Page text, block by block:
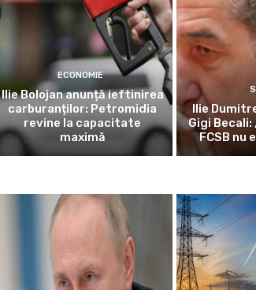
ECONOMIE
Ilie Bolojan anunță ieftinirea
carburanților: Petromidia
revine la capacitate
maximă
Ilie
Gigi Becali:
FCSB nu